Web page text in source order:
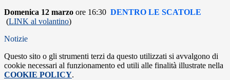
Domenica 12 marzo ore 16:30 DENTRO LE SCATOLE
(LINK al volantino)
Notizie
Questo sito o gli strumenti terzi da questo utilizzati si avvalgono di
cookie necessari al funzionamento ed utili alle finalità illustrate nella
COOKIE POLICY.